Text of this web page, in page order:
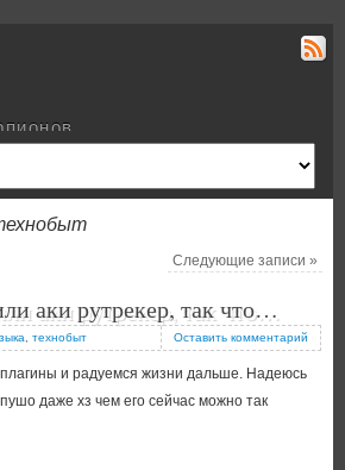
Следующие записи»
аки рутрекер, так что…
технобыт Оставить комментарий
и радуемся жизни дальше. Надеюсь
даже хз чем его сейчас можно так